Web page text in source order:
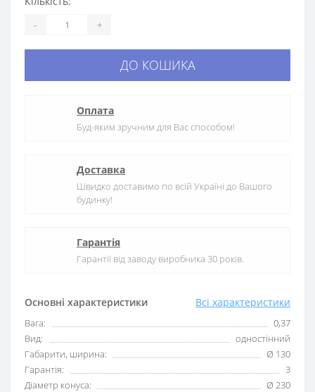
Основні характеристики Всі характеристики
Вага:
0,37
Вид:
одностінний
Габарити, ширина:
Ø 130
Гарантія:
3
Діаметр конуса:
Ø 230
- +
ДО КОШИКА
Оплата
Буд-яким зручним для Вас способом!
Доставка
Швидко доставимо по всій Україні до Вашого
будинку!
Гарантія
Гарантії від заводу виробника 30 років.